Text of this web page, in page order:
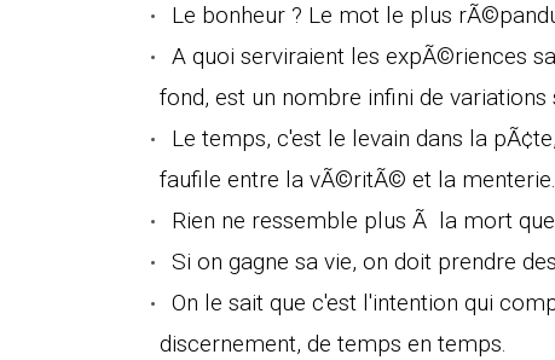
Le bonheur ? Le mot le plus
A quoi serviraient les expÃ©riences
fond, est un nombre infini de variations
Le temps, c'est le levain dans la
faufile entre la vÃ©ritÃ© et la menterie.
Rien ne ressemble plus Ã la mort
Si on gagne sa vie, on doit prendre
On le sait que c'est l'intention qui
discernement, de temps en temps.